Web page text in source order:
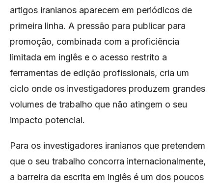
artigos iranianos aparecem em periódicos de
primeira linha. A pressão para publicar para
promoção, combinada com a proficiência
limitada em inglês e o acesso restrito a
ferramentas de edição profissionais, cria um
ciclo onde os investigadores produzem grandes
volumes de trabalho que não atingem o seu
impacto potencial.
Para os investigadores iranianos que pretendem
que o seu trabalho concorra internacionalmente,
a barreira da escrita em inglês é um dos poucos